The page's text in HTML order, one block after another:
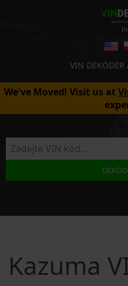
VIN DEKÓDER
We've Moved! Visit us at
Kazuma